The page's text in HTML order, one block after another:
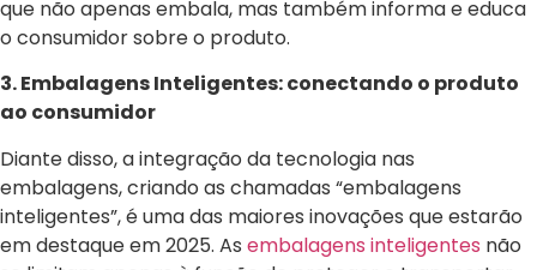
que não apenas embala, mas também informa e educa
o consumidor sobre o produto.
3. Embalagens Inteligentes: conectando o produto
ao consumidor
Diante disso, a integração da tecnologia nas
embalagens, criando as chamadas “embalagens
inteligentes”, é uma das maiores inovações que estarão
em destaque em 2025. As embalagens inteligentes não